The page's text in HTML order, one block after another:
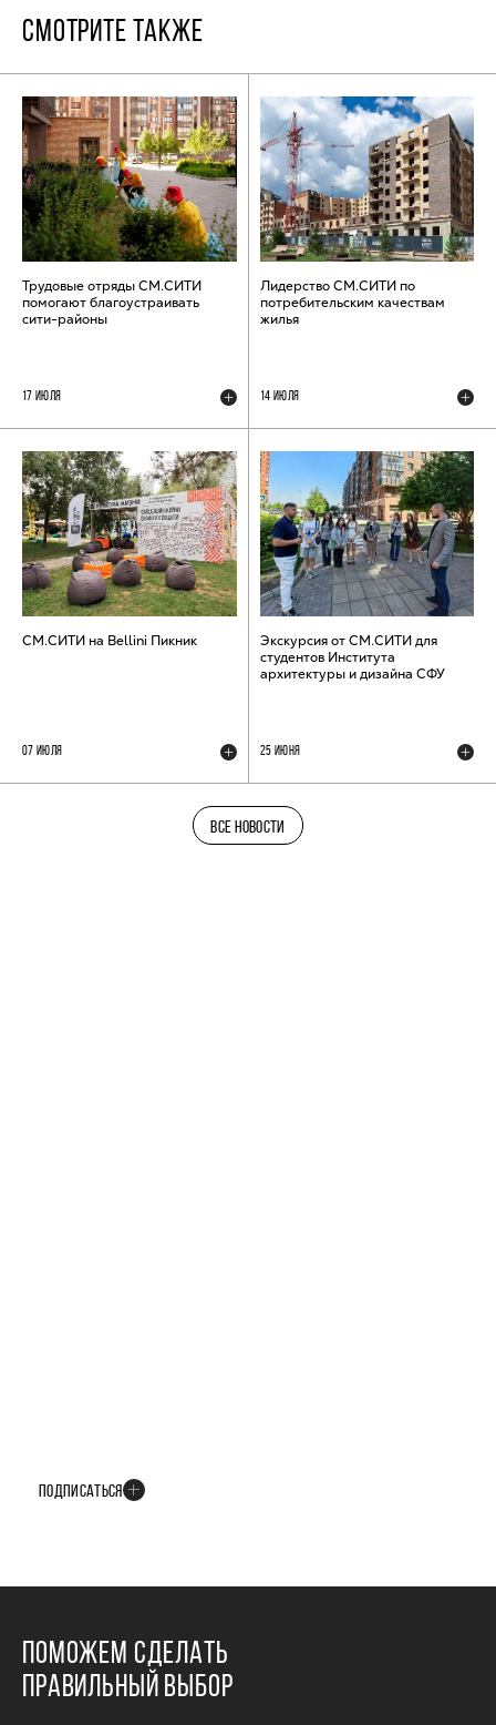
СМОТРИТЕ ТАКЖЕ
Трудовые отряды СМ.СИТИ
помогают благоустраивать
сити-районы
17 ИЮЛЯ
Лидерство СМ.СИТИ по
потребительским качествам
жилья
14 ИЮЛЯ
СМ.СИТИ на Bellini Пикник
07 ИЮЛЯ
Экскурсия от СМ.СИТИ для
студентов Института
архитектуры и дизайна СФУ
25 ИЮНЯ
ВСЕ НОВОСТИ
ПОДПИСАТЬСЯ
ПОМОЖЕМ СДЕЛАТЬ
ПРАВИЛЬНЫЙ ВЫБОР